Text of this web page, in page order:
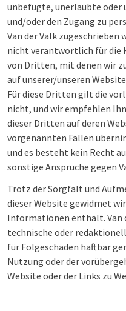
unbefugte, unerlaubte oder
und/oder den Zugang zu
Van der Valk zugeschrieben
nicht verantwortlich für die
von Dritten, mit denen wir
auf unserer/unseren
Für diese Dritten gilt die
nicht, und wir empfehlen
dieser Dritten auf deren
vorgenannten Fällen
und es besteht kein Recht
sonstige Ansprüche gegen
Trotz der Sorgfalt und
dieser Website gewidmet
Informationen enthält. Van
technische oder
für Folgeschäden haftbar
Nutzung oder der
Website oder der Links zu